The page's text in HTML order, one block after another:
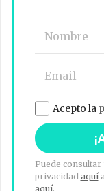
Acepto la
Puede
privacidad aquí
aquí.